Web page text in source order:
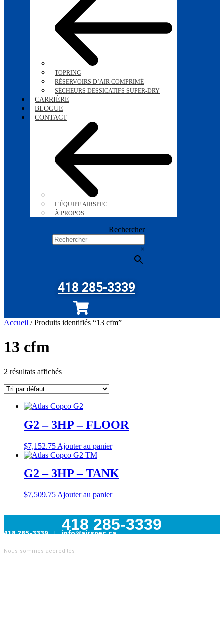
TOPRING
RÉSERVOIRS D’AIR COMPRIMÉ
SÉCHEURS DESSICATIFS SUPER-DRY
CARRIÈRE
BLOGUE
CONTACT
L’ÉQUIPE AIRSPEC
À PROPOS
Rechercher
×
418 285-3339
Accueil / Produits identifiés “13 cfm”
13 cfm
2 résultats affichés
G2 – 3HP – FLOOR
$7,152.75 Ajouter au panier
G2 – 3HP – TANK
$7,509.75 Ajouter au panier
418 285-3339
418 285-3339 | info@airspec.ca
231, Armand-Bombardier
Nous sommes accrédités